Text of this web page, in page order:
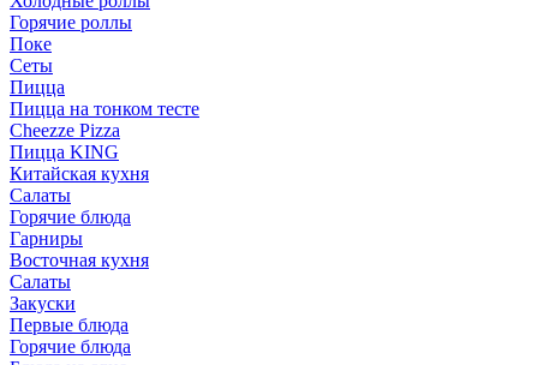
Горячие роллы
Поке
Сеты
Пицца
Пицца на тонком тесте
Cheezze Pizza
Пицца KING
Китайская кухня
Салаты
Горячие блюда
Гарниры
Восточная кухня
Салаты
Закуски
Первые блюда
Горячие блюда